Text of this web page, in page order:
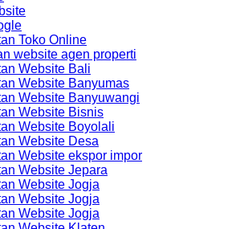
Toko Online
website agen properti
Website Bali
Website Banyumas
Website Banyuwangi
Website Bisnis
Website Boyolali
Website Desa
Website ekspor impor
Website Jepara
Website Jogja
Website Jogja
Website Jogja